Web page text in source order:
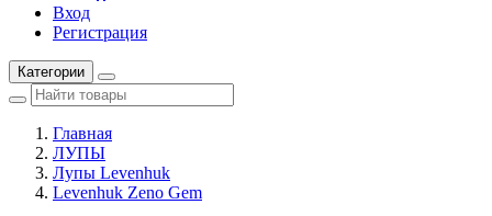
Вход
Регистрация
Категории
Главная
ЛУПЫ
Лупы Levenhuk
Levenhuk Zeno Gem